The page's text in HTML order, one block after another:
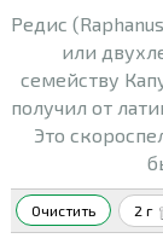
Редис
или
семейству
получил от
Это
Очистить 2 г